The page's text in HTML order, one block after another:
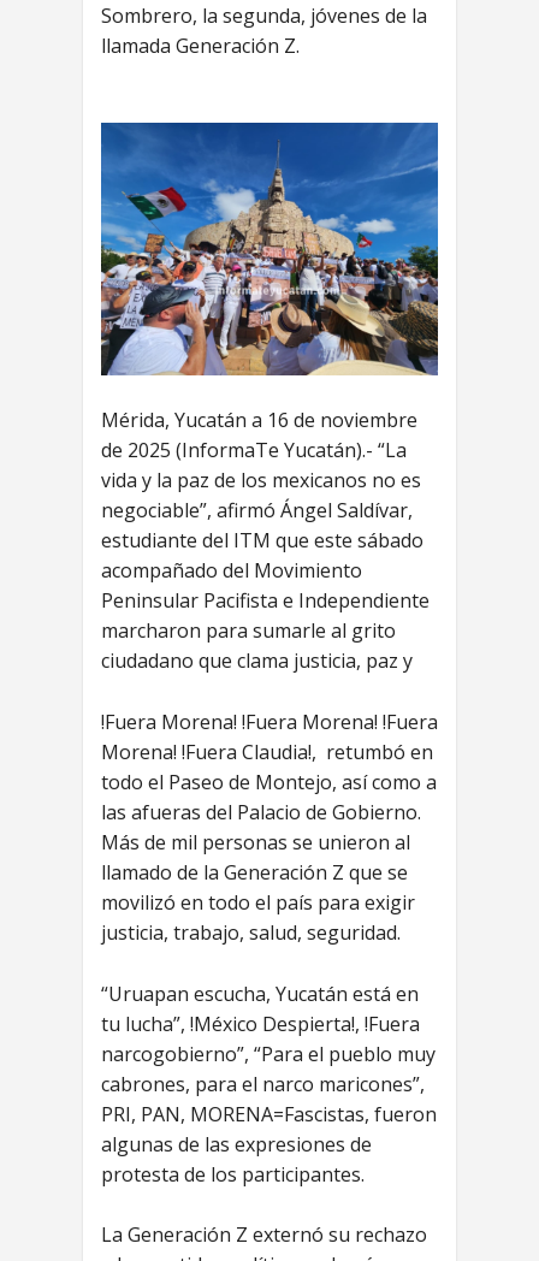
Sombrero, la segunda, jóvenes de la
llamada Generación Z.
Mérida, Yucatán a 16 de noviembre
de 2025 (InformaTe Yucatán).- “La
vida y la paz de los mexicanos no es
negociable”, afirmó Ángel Saldívar,
estudiante del ITM que este sábado
acompañado del Movimiento
Peninsular Pacifista e Independiente
marcharon para sumarle al grito
ciudadano que clama justicia, paz y
!Fuera Morena! !Fuera Morena! !Fuera
Morena! !Fuera Claudia!, retumbó en
todo el Paseo de Montejo, así como a
las afueras del Palacio de Gobierno.
Más de mil personas se unieron al
llamado de la Generación Z que se
movilizó en todo el país para exigir
justicia, trabajo, salud, seguridad.
“Uruapan escucha, Yucatán está en
tu lucha”, !México Despierta!, !Fuera
narcogobierno”, “Para el pueblo muy
cabrones, para el narco maricones”,
PRI, PAN, MORENA=Fascistas, fueron
algunas de las expresiones de
protesta de los participantes.
La Generación Z externó su rechazo